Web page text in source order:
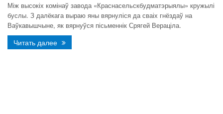
Між высокіх комінаў завода «Краснасельскбудматэрыялы» кружылі
буслы. З далёкага выраю яны вярнуліся да сваіх гнёздаў на
Ваўкавышчыне, як вярнуўся пісьменнік Срягей Вераціла.
Читать далее